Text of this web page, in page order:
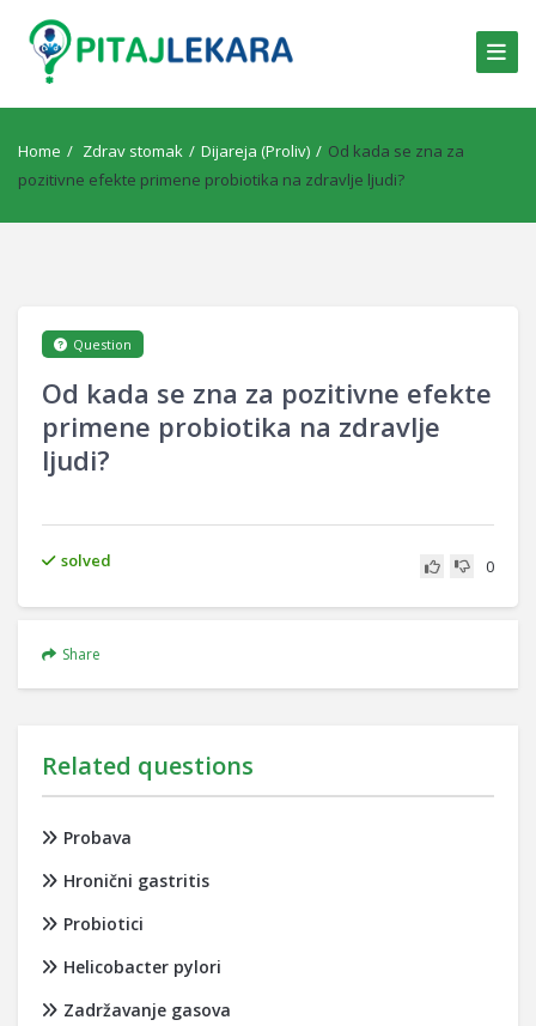
Home / Zdrav stomak / Dijareja (Proliv) / Od kada se zna za
pozitivne efekte primene probiotika na zdravlje ljudi?
Od kada se zna za pozitivne efekte
primene probiotika na zdravlje
ljudi?
Question
solved 0
Share
Related questions
Probava
Hronični gastritis
Probiotici
Helicobacter pylori
Zadržavanje gasova